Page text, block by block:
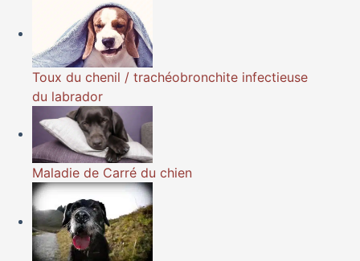
Toux du chenil / trachéobronchite infectieuse
du labrador
Maladie de Carré du chien